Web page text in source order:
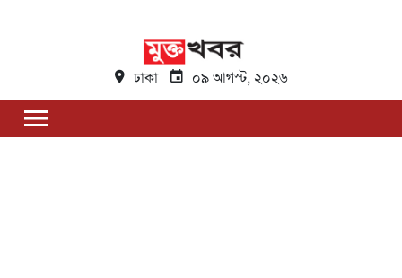
ঢাকা ০৯ আগস্ট, ২০২৬